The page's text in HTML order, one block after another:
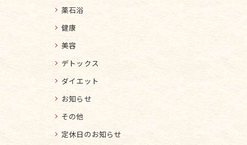
薬石浴
健康
美容
デトックス
ダイエット
お知らせ
その他
定休日のお知らせ